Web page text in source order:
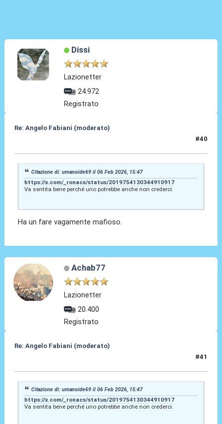
Dissi
Lazionetter
24.972
Registrato
Re: Angelo Fabiani (moderato)
#40
Citazione di: umanoide69 il 06 Feb 2026, 15:47
https://x.com/_ronacs/status/2019754130344910917
Va sentita bene perché uno potrebbe anche non crederci.
Ha un fare vagamente mafioso.
Achab77
Lazionetter
20.400
Registrato
Re: Angelo Fabiani (moderato)
#41
Citazione di: umanoide69 il 06 Feb 2026, 15:47
https://x.com/_ronacs/status/2019754130344910917
Va sentita bene perché uno potrebbe anche non crederci.